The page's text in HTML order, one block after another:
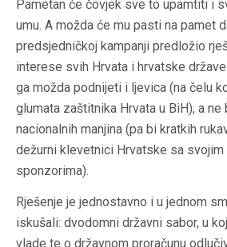
Pametan će čovjek sve to upamtiti i
umu. A možda će mu pasti na pamet
predsjedničkoj kampanji predložio
interese svih Hrvata i hrvatske
ga možda podnijeti i ljevica (na čelu
glumata zaštitnika Hrvata u BiH), a
nacionalnih manjina (pa bi kratkih
dežurni klevetnici Hrvatske sa svojim
sponzorima).
Rješenje je jednostavno i u jednom
iskušali: dvodomni državni sabor, u
vlade te o državnom proračunu